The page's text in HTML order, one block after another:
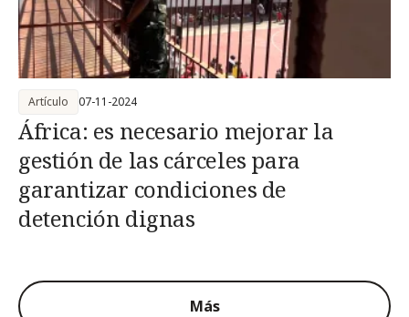
África: es necesario mejorar la
gestión de las cárceles para
garantizar condiciones de
detención dignas
Artículo 07-11-2024
Más